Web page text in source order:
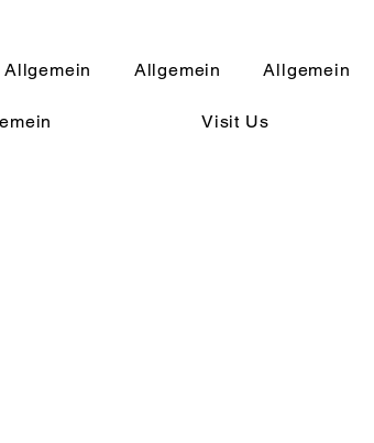
Allgemein Allgemein Allgemein
Visit Us